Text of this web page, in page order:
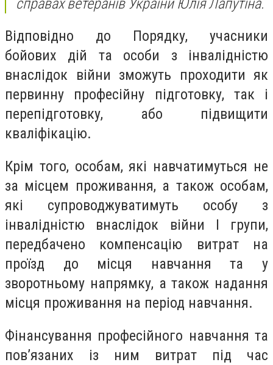
справах ветеранів України Юлія Лапутіна.
Відповідно до Порядку, учасники
бойових дій та особи з інвалідністю
внаслідок війни зможуть проходити як
первинну професійну підготовку, так і
перепідготовку, або підвищити
кваліфікацію.
Крім того, особам, які навчатимуться не
за місцем проживання, а також особам,
які супроводжуватимуть особу з
інвалідністю внаслідок війни І групи,
передбачено компенсацію витрат на
проїзд до місця навчання та у
зворотньому напрямку, а також надання
місця проживання на період навчання.
Фінансування професійного навчання та
пов’язаних із ним витрат під час